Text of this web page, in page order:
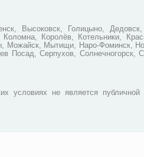
Высоковск, Голицыно,
Королёв, Котельники,
Можайск, Мытищи, Наро-Фоминск,
Посад, Серпухов, Солнечногорск,
условиях не является публичной